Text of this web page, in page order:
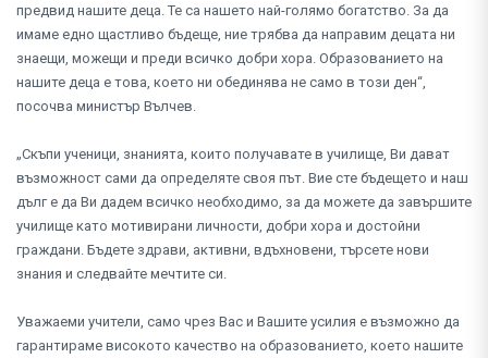
предвид нашите деца. Те са нашето най-голямо богатство. За да
имаме едно щастливо бъдеще, ние трябва да направим децата ни
знаещи, можещи и преди всичко добри хора. Образованието на
нашите деца е това, което ни обединява не само в този ден“,
посочва министър Вълчев.
„Скъпи ученици, знанията, които получавате в училище, Ви дават
възможност сами да определяте своя път. Вие сте бъдещето и наш
дълг е да Ви дадем всичко необходимо, за да можете да завършите
училище като мотивирани личности, добри хора и достойни
граждани. Бъдете здрави, активни, вдъхновени, търсете нови
знания и следвайте мечтите си.
Уважаеми учители, само чрез Вас и Вашите усилия е възможно да
гарантираме високото качество на образованието, което нашите